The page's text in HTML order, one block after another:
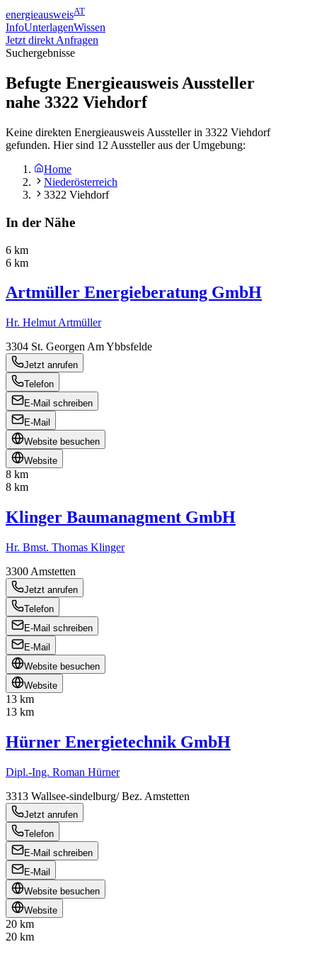
energieausweisAT
InfoUnterlagenWissen
Jetzt direkt Anfragen
Suchergebnisse
Befugte Energieausweis Aussteller
nahe 3322 Viehdorf
Keine direkten Energieausweis Aussteller in 3322 Viehdorf
gefunden. Hier sind 12 Aussteller aus der Umgebung:
Home
Niederösterreich
3322 Viehdorf
In der Nähe
6 km
6 km
Artmüller Energieberatung GmbH
Hr. Helmut Artmüller
3304 St. Georgen Am Ybbsfelde
Jetzt anrufen
Telefon
E-Mail schreiben
E-Mail
Website besuchen
Website
8 km
8 km
Klinger Baumanagment GmbH
Hr. Bmst. Thomas Klinger
3300 Amstetten
Jetzt anrufen
Telefon
E-Mail schreiben
E-Mail
Website besuchen
Website
13 km
13 km
Hürner Energietechnik GmbH
Dipl.-Ing. Roman Hürner
3313 Wallsee-sindelburg/ Bez. Amstetten
Jetzt anrufen
Telefon
E-Mail schreiben
E-Mail
Website besuchen
Website
20 km
20 km